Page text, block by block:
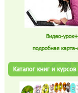
Видео-урок+
подробная карта-
Каталог книг и курсов